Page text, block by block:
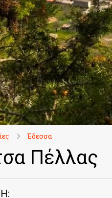
Έδεσσα
Πέλλας